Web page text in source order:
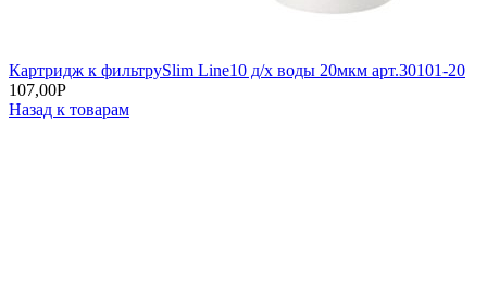
Картридж к фильтруSlim Line10 д/х воды 20мкм арт.30101-20
107,00Р
Назад к товарам